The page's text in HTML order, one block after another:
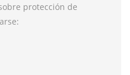
protección de